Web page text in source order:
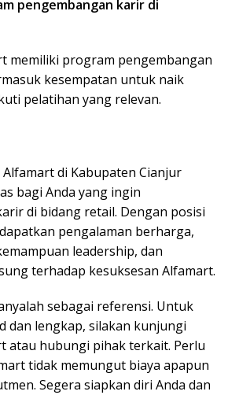
pengembangan karir di
memiliki program pengembangan
kesempatan untuk naik
pelatihan yang relevan.
di Kabupaten Cianjur
bagi Anda yang ingin
di bidang retail. Dengan posisi
pengalaman berharga,
leadership, dan
terhadap kesuksesan Alfamart.
sebagai referensi. Untuk
dan lengkap, silakan kunjungi
atau hubungi pihak terkait. Perlu
tidak memungut biaya apapun
Segera siapkan diri Anda dan